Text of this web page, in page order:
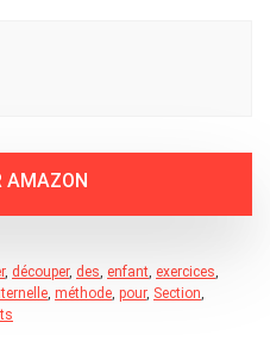
, découper, des, enfant, exercices,
, méthode, pour, Section,